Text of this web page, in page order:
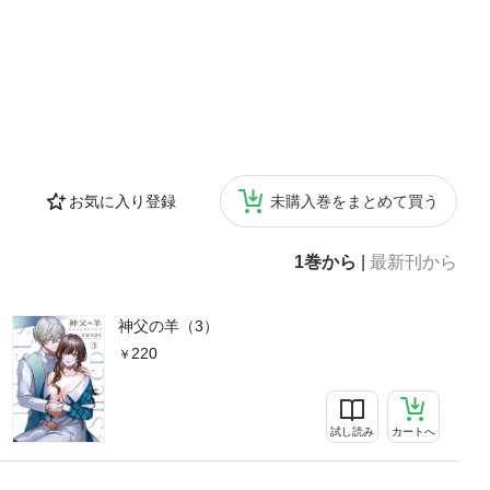
お気に入り登録 未購入巻をまとめて買う
1巻から 最新刊から
神父の羊（3）
220
試し読み カートへ